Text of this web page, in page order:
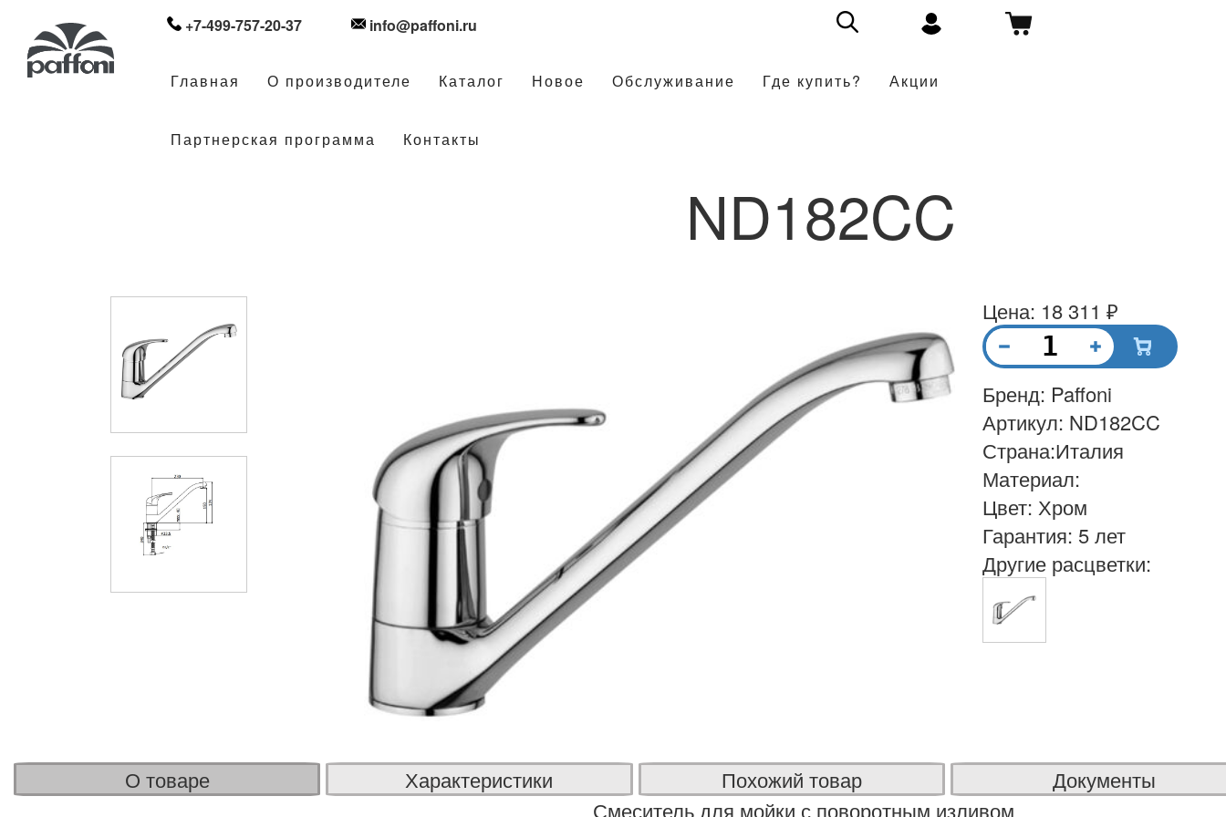
+7-499-757-20-37 info@paffoni.ru
Главная О производителе Каталог Новое Обслуживание Где купить? Акции
Партнерская программа Контакты
ND182CC
О товаре Характеристики Похожий товар
Документы
Смеситель для мойки с поворотным изливом
Цена: 18 311 ₽
Бренд: Paffoni
Артикул: ND182CC
Страна:Италия
Материал:
Цвет: Хром
Гарантия: 5 лет
Другие расцветки: